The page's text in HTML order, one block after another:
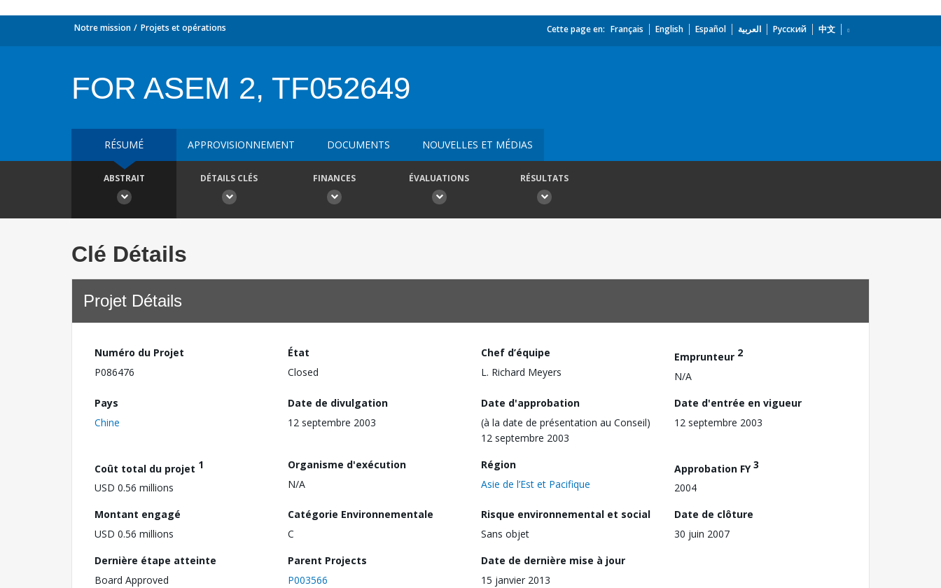
Notre mission Projets et opérations Cette page en: Français English Español العربية Русский 中文
FOR ASEM 2, TF052649
RÉSUMÉ APPROVISIONNEMENT DOCUMENTS NOUVELLES ET MÉDIAS
ABSTRAIT DÉTAILS CLÉS FINANCES ÉVALUATIONS RÉSULTATS
Clé Détails
Projet Détails
Numéro du Projet
P086476
État
Closed
Chef d’équipe
L. Richard Meyers
Emprunteur 2
N/A
Pays
Chine
Date de divulgation
12 septembre 2003
Date d'approbation
(à la date de présentation au Conseil)
12 septembre 2003
Date d'entrée en vigueur
12 septembre 2003
Coût total du projet 1
USD 0.56 millions
Organisme d'exécution
N/A
Région
Asie de l’Est et Pacifique
Approbation FY3
2004
Montant engagé
USD 0.56 millions
Catégorie Environnementale
C
Risque environnemental et social
Sans objet
Date de clôture
30 juin 2007
Dernière étape atteinte
Board Approved
Parent Projects
P003566
Date de dernière mise à jour
15 janvier 2013